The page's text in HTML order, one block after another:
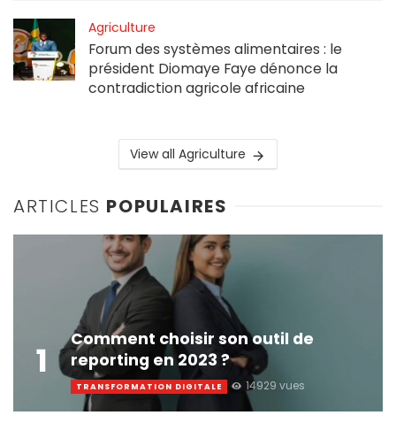
Agriculture
Forum des systèmes alimentaires : le
président Diomaye Faye dénonce la
contradiction agricole africaine
View all Agriculture
ARTICLES POPULAIRES
1
Comment choisir son outil de
reporting en 2023 ?
TRANSFORMATION DIGITALE 14929 vues